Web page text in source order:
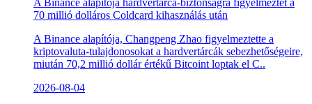
70 millió dolláros Coldcard kihasználás után
A Binance alapítója, Changpeng Zhao figyelmeztette a
kriptovaluta-tulajdonosokat a hardvertárcák sebezhetőségeire,
miután 70,2 millió dollár értékű Bitcoint loptak el C..
2026-08-04